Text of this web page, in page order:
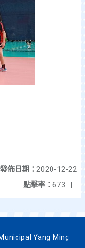
發佈日期： 2020-12-22
點擊率： 673 |
Yang Ming